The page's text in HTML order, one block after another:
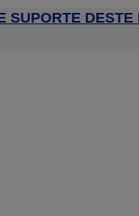
SUPORTE DESTE